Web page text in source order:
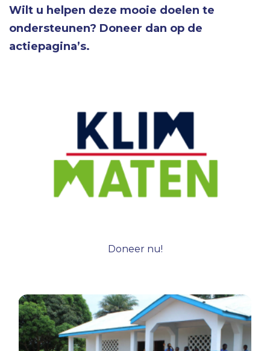
Wilt u helpen deze mooie doelen te
ondersteunen? Doneer dan op de
actiepagina’s.
Doneer nu!